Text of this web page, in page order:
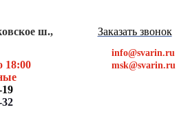
ш.,
18:00
Заказать звонок
info@svarin.ru
msk@svarin.ru